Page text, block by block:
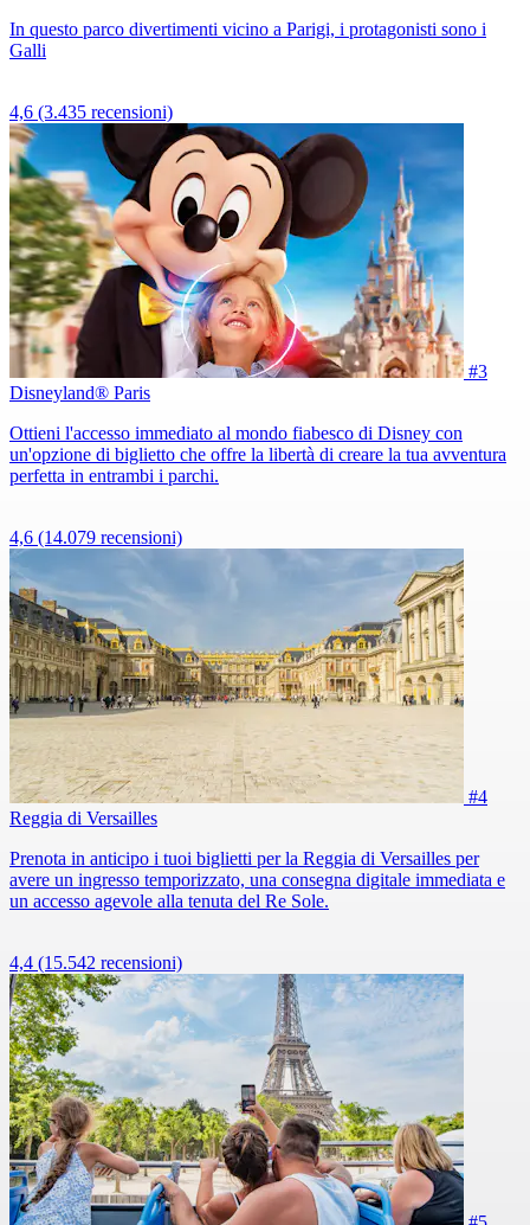
In questo parco divertimenti vicino a Parigi, i protagonisti sono i
Galli
4,6 (3.435 recensioni)
#3
Disneyland® Paris
Ottieni l'accesso immediato al mondo fiabesco di Disney con
un'opzione di biglietto che offre la libertà di creare la tua avventura
perfetta in entrambi i parchi.
4,6 (14.079 recensioni)
#4
Reggia di Versailles
Prenota in anticipo i tuoi biglietti per la Reggia di Versailles per
avere un ingresso temporizzato, una consegna digitale immediata e
un accesso agevole alla tenuta del Re Sole.
4,4 (15.542 recensioni)